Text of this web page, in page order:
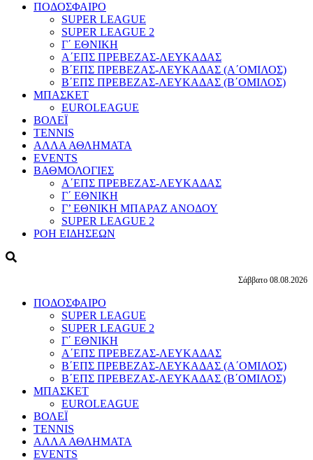
ΠΟΔΟΣΦΑΙΡΟ
SUPER LEAGUE
SUPER LEAGUE 2
Γ΄ ΕΘΝΙΚΗ
Α΄ΕΠΣ ΠΡΕΒΕΖΑΣ-ΛΕΥΚΑΔΑΣ
Β΄ΕΠΣ ΠΡΕΒΕΖΑΣ-ΛΕΥΚΑΔΑΣ (Α΄ΟΜΙΛΟΣ)
Β΄ΕΠΣ ΠΡΕΒΕΖΑΣ-ΛΕΥΚΑΔΑΣ (Β΄ΟΜΙΛΟΣ)
ΜΠΑΣΚΕΤ
EUROLEAGUE
ΒΟΛΕΪ
TENNIS
ΑΛΛΑ ΑΘΛΗΜΑΤΑ
EVENTS
ΒΑΘΜΟΛΟΓΙΕΣ
Α΄ΕΠΣ ΠΡΕΒΕΖΑΣ-ΛΕΥΚΑΔΑΣ
Γ΄ ΕΘΝΙΚΗ
Γ’ ΕΘΝΙΚΗ ΜΠΑΡΑΖ ΑΝΟΔΟΥ
SUPER LEAGUE 2
ΡΟΗ ΕΙΔΗΣΕΩΝ
Σάββατο 08.08.2026
ΠΟΔΟΣΦΑΙΡΟ
SUPER LEAGUE
SUPER LEAGUE 2
Γ΄ ΕΘΝΙΚΗ
Α΄ΕΠΣ ΠΡΕΒΕΖΑΣ-ΛΕΥΚΑΔΑΣ
Β΄ΕΠΣ ΠΡΕΒΕΖΑΣ-ΛΕΥΚΑΔΑΣ (Α΄ΟΜΙΛΟΣ)
Β΄ΕΠΣ ΠΡΕΒΕΖΑΣ-ΛΕΥΚΑΔΑΣ (Β΄ΟΜΙΛΟΣ)
ΜΠΑΣΚΕΤ
EUROLEAGUE
ΒΟΛΕΪ
TENNIS
ΑΛΛΑ ΑΘΛΗΜΑΤΑ
EVENTS